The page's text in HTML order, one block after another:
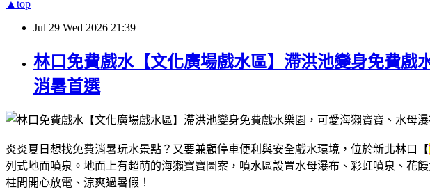
▲top
Jul 29 Wed 2026 21:39
林口免費戲水【文化廣場戲水區】滯洪池變身免費戲
消暑首選
炎炎夏日想找免費消暑玩水景點？又要兼顧停車便利與安全戲水環境，位於新北林口【
列式地面噴泉。地面上有超萌的海獺寶寶圖案，噴水區設置水母瀑布、彩虹噴泉、花
柱間開心放電、涼爽過暑假！